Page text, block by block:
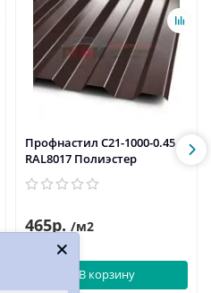
Профнастил C21-1000-0.45
RAL8017 Полиэстер
465р. /м2
В корзину